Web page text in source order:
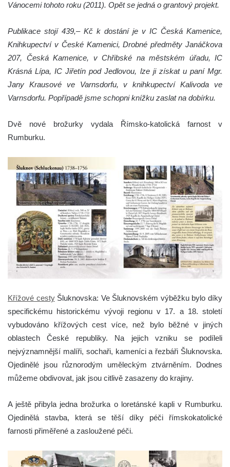
Vánocemi tohoto roku (2011). Opět se jedná o grantový projekt.
Publikace stojí 439,– Kč k dostání je v IC Česká Kamenice,
Knihkupectví v České Kamenici, Drobné předměty Janáčkova
207, Česká Kamenice, v Chřibské na městském úřadu, IC
Krásná Lípa, IC Jiřetín pod Jedlovou, lze ji získat u paní Mgr.
Jany Krausové ve Varnsdorfu, v knihkupectví Kalivoda ve
Varnsdorfu. Popřípadě jsme schopni knížku zaslat na dobírku.
Dvě nové brožurky vydala Římsko-katolická farnost v
Rumburku.
Křížové cestyŠluknovska: Ve Šluknovském výběžku bylo díky
specifickému historickému vývoji regionu v 17. a 18. století
vybudováno křížových cest více, než bylo běžné v jiných
oblastech České republiky. Na jejich vzniku se podíleli
nejvýznamnější malíři, sochaři, kameníci a řezbáři Šluknovska.
Ojedinělé jsou různorodým uměleckým ztvárněním. Dodnes
můžeme obdivovat, jak jsou citlivě zasazeny do krajiny.
A ještě přibyla jedna brožurka o loretánské kapli v Rumburku.
Ojedinělá stavba, která se těší díky péči římskokatolické
farnosti přiměřené a zasloužené péči.